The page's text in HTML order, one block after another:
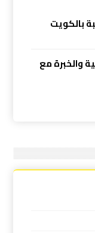
بالكويت
والخبرة مع